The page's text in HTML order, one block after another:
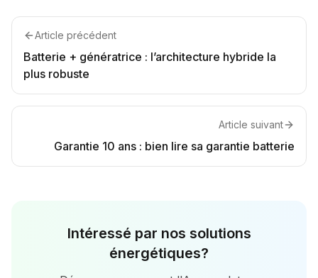
Article précédent
Batterie + génératrice : l’architecture hybride la
plus robuste
Article suivant
Garantie 10 ans : bien lire sa garantie batterie
Intéressé par nos solutions
énergétiques?